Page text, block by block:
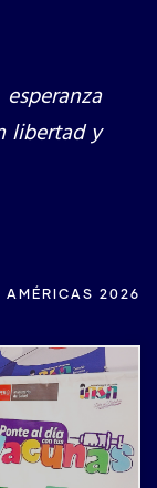
libertad y
AMÉRICAS 2026